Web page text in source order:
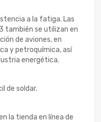
a la fatiga. Las
también se utilizan en
de aviones, en
y petroquímica, así
energética.
de soldar.
la tienda en línea de